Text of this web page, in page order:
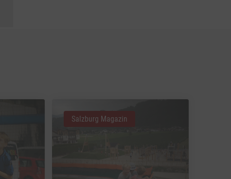
Salzburg Magazin